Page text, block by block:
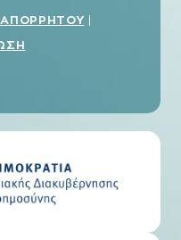
ΑΠΟΡΡΗΤΟΥ